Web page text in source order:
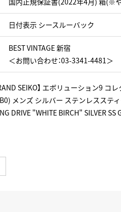
日付表示 シースルーバック
BEST VINTAGE 新宿
＜お問い合わせ：03-3341-4481＞
SEIKO】 エボリューション9 コ
メンズ シルバー ステンレスステ
DRIVE "WHITE BIRCH" SILVER SS